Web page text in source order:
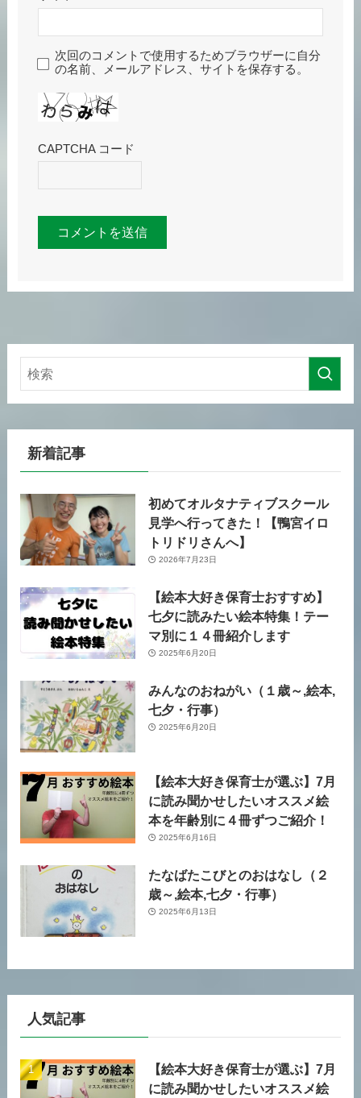
次回のコメントで使用するためブラウザーに自分
の名前、メールアドレス、サイトを保存する。
CAPTCHA コード
新着記事
初めてオルタナティブスクール
見学へ行ってきた！【鴨宮イロ
トリドリさんへ】
2026年7月23日
【絵本大好き保育士おすすめ】
七夕に読みたい絵本特集！テー
マ別に１４冊紹介します
2025年6月20日
みんなのおねがい（１歳～,絵本,
七夕・行事）
2025年6月20日
【絵本大好き保育士が選ぶ】7月
に読み聞かせしたいオススメ絵
本を年齢別に４冊ずつご紹介！
2025年6月16日
たなばたこびとのおはなし（２
歳～,絵本,七夕・行事）
2025年6月13日
人気記事
【絵本大好き保育士が選ぶ】7月
に読み聞かせしたいオススメ絵